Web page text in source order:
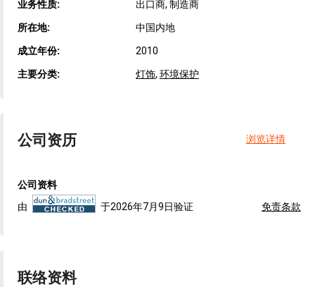
业务性质: 出口商, 制造商
所在地: 中国内地
成立年份: 2010
主要分类: 灯饰, 环境保护
公司资历 浏览详情
公司资料
由
于2026年7月9日验证 免责条款
联络资料